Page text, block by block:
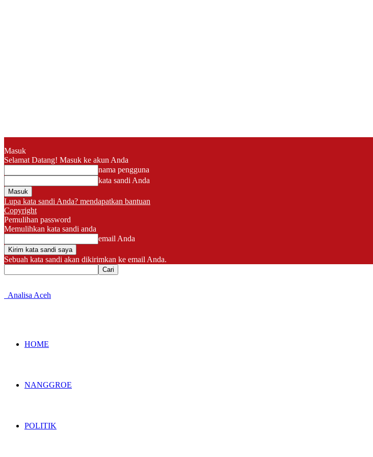
Masuk
Selamat Datang! Masuk ke akun Anda
nama pengguna
kata sandi Anda
Lupa kata sandi Anda? mendapatkan bantuan
Copyright
Pemulihan password
Memulihkan kata sandi anda
email Anda
Sebuah kata sandi akan dikirimkan ke email Anda.
Analisa Aceh
HOME
NANGGROE
POLITIK